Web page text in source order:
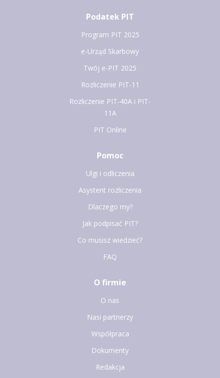
Podatek PIT
Program PIT 2025
e-Urząd Skarbowy
Twój e-PIT 2025
Rozliczenie PIT-11
Rozliczenie PIT-40A i PIT-
11A
PIT Online
Pomoc
Ulgi i odliczenia
Asystent rozliczenia
Dlaczego my?
Jak podpisać PIT?
Co musisz wiedzieć?
FAQ
O firmie
O nas
Nasi partnerzy
Współpraca
Dokumenty
Redakcja